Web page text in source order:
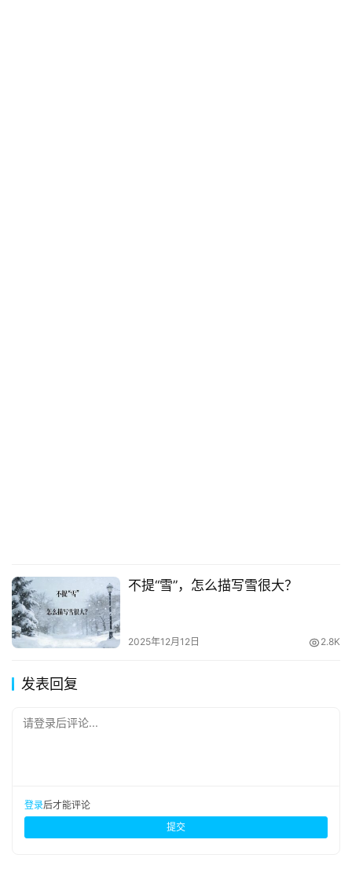
不提“雪”，怎么描写雪很大？
2025年12月12日 2.8K
发表回复
请登录后评论...
登录后才能评论
提交